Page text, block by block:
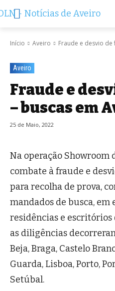
Início Aveiro Fraude e desvio
Aveiro
Fraude e
– buscas em
25 de Maio, 2022
Na operação Showroom
combate à fraude e
para recolha de prova,
mandados de busca,
residências e escritórios
as diligências
Beja, Braga, Castelo
Guarda, Lisboa, Porto,
Setúbal.